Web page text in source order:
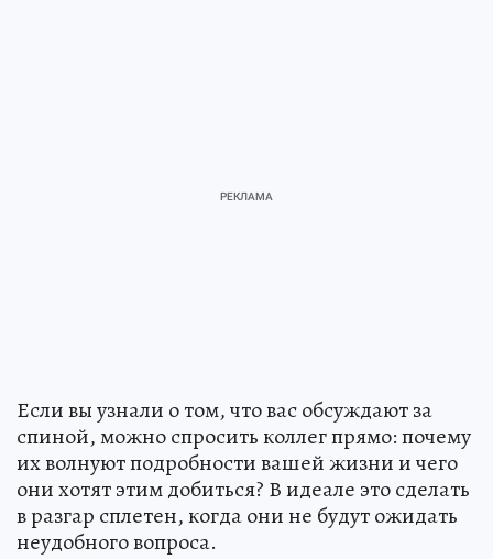
Если вы узнали о том, что вас обсуждают за
спиной, можно спросить коллег прямо: почему
их волнуют подробности вашей жизни и чего
они хотят этим добиться? В идеале это сделать
в разгар сплетен, когда они не будут ожидать
неудобного вопроса.